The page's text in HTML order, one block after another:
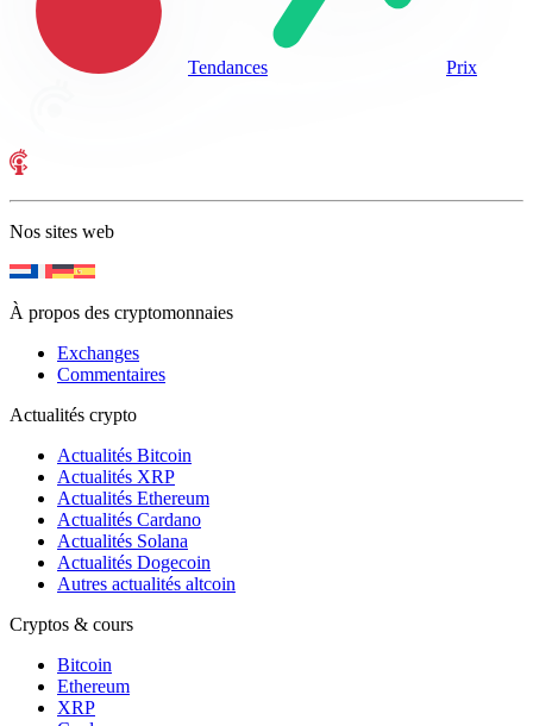
Tendances Prix
Nos sites web
À propos des cryptomonnaies
Exchanges
Commentaires
Actualités crypto
Actualités Bitcoin
Actualités XRP
Actualités Ethereum
Actualités Cardano
Actualités Solana
Actualités Dogecoin
Autres actualités altcoin
Cryptos & cours
Bitcoin
Ethereum
XRP